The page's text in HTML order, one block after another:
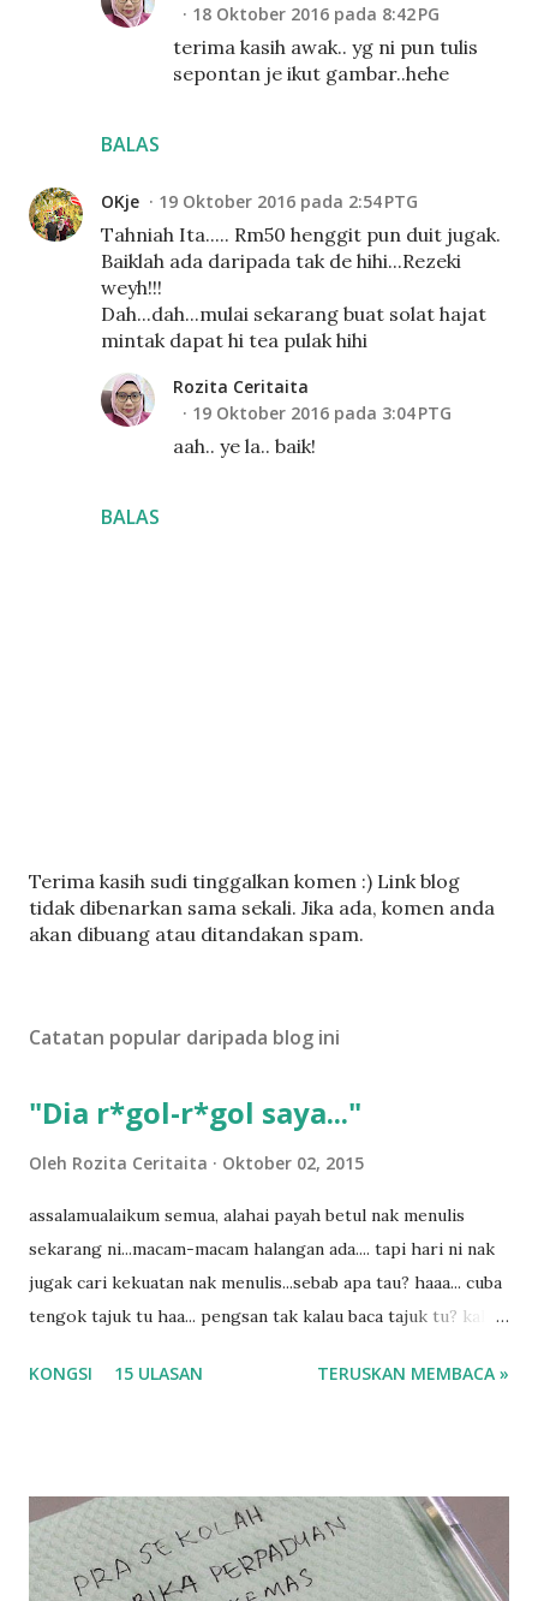
BALAS
18 Oktober 2016 pada 8:42 PG
terima kasih awak.. yg ni pun tulis
sepontan je ikut gambar..hehe
OKje 19 Oktober 2016 pada 2:54 PTG
Tahniah Ita..... Rm50 henggit pun duit jugak.
Baiklah ada daripada tak de hihi...Rezeki
weyh!!!
Dah...dah...mulai sekarang buat solat hajat
mintak dapat hi tea pulak hihi
BALAS
Rozita Ceritaita
19 Oktober 2016 pada 3:04 PTG
aah.. ye la.. baik!
C
a
t
l
Terima kasih sudi tinggalkan komen :) Link blog
tidak dibenarkan sama sekali. Jika ada, komen anda
akan dibuang atau ditandakan spam.
Catatan popular daripada blog ini
"Dia r*gol-r*gol saya..."
Oleh Rozita Ceritaita Oktober 02, 2015
assalamualaikum semua, alahai payah betul nak menulis
sekarang ni...macam-macam halangan ada.... tapi hari ni nak
jugak cari kekuatan nak menulis...sebab apa tau? haaa... cuba
tengok tajuk tu haa... pengsan tak kalau baca tajuk tu? kalau
tau? yang sebut tu anak aku....diulangi ANAK AKU ....adoiiii
balik keja aku ajak la shah singgah Giant beli barang
sikit...dalam perjalanan dari dalam kereta tu biasalah kan
kami memang akan pimpin anak-anak jalan sampai masuk
KONGSI 15 ULASAN TERUSKAN MEMBACA »